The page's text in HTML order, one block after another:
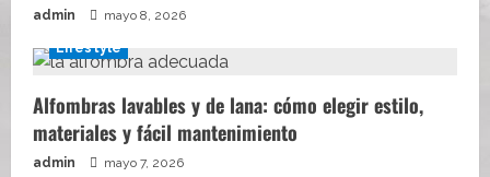
admin mayo 8, 2026
Lifestyle
Alfombras lavables y de lana: cómo elegir estilo,
materiales y fácil mantenimiento
admin mayo 7, 2026